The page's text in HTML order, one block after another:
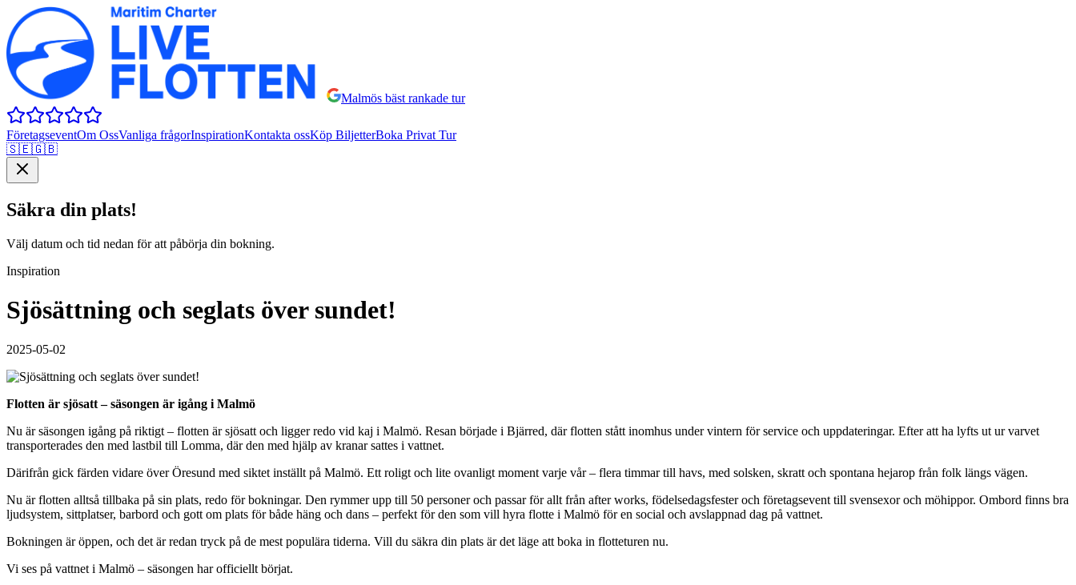
Malmös bäst rankade tur
FöretagseventOm OssVanliga frågorInspirationKontakta ossKöp BiljetterBoka Privat Tur
🇸🇪🇬🇧
Säkra din plats!
Välj datum och tid nedan för att påbörja din bokning.
Inspiration
Sjösättning och seglats över sundet!
2025-05-02
Flotten är sjösatt – säsongen är igång i Malmö
Nu är säsongen igång på riktigt – flotten är sjösatt och ligger redo vid kaj i Malmö. Resan började i Bjärred, där flotten stått inomhus under vintern för service och uppdateringar. Efter att ha lyfts ut ur varvet
transporterades den med lastbil till Lomma, där den med hjälp av kranar sattes i vattnet.
Därifrån gick färden vidare över Öresund med siktet inställt på Malmö. Ett roligt och lite ovanligt moment varje vår – flera timmar till havs, med solsken, skratt och spontana hejarop från folk längs vägen.
Nu är flotten alltså tillbaka på sin plats, redo för bokningar. Den rymmer upp till 50 personer och passar för allt från after works, födelsedagsfester och företagsevent till svensexor och möhippor. Ombord finns bra
ljudsystem, sittplatser, barbord och gott om plats för både häng och dans – perfekt för den som vill hyra flotte i Malmö för en social och avslappnad dag på vattnet.
Bokningen är öppen, och det är redan tryck på de mest populära tiderna. Vill du säkra din plats är det läge att boka in flotteturen nu.
Vi ses på vattnet i Malmö – säsongen har officiellt börjat.